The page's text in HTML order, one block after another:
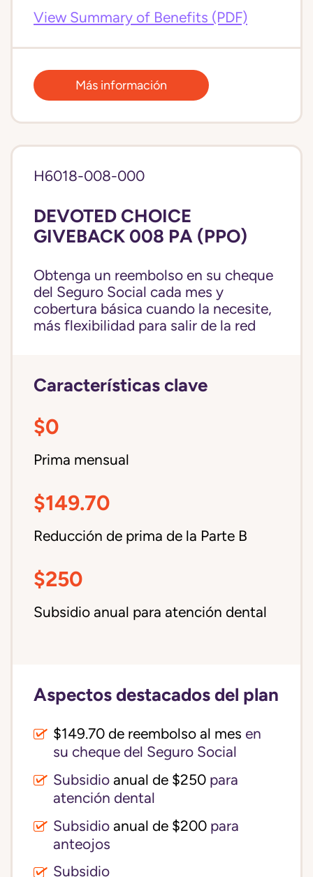
View Summary of Benefits (PDF)
Más información
H6018-008-000
DEVOTED CHOICE
GIVEBACK 008 PA (PPO)
Obtenga un reembolso en su cheque
del Seguro Social cada mes y
cobertura básica cuando la necesite,
más flexibilidad para salir de la red
Características clave
$0
Prima mensual
$149.70
Reducción de prima de la Parte B
$250
Subsidio anual para atención dental
Aspectos destacados del plan
$149.70 de reembolso al mes en
su cheque del Seguro Social
Subsidio anual de $250 para
atención dental
Subsidio anual de $200 para
anteojos
Subsidio